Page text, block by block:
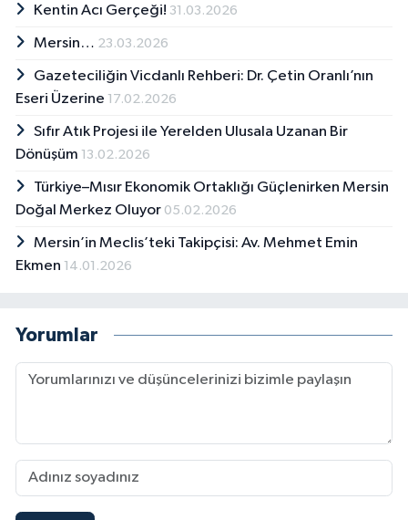
Kentin Acı Gerçeği! 31.03.2026
Mersin… 23.03.2026
Gazeteciliğin Vicdanlı Rehberi: Dr. Çetin Oranlı’nın
Eseri Üzerine 17.02.2026
Sıfır Atık Projesi ile Yerelden Ulusala Uzanan Bir
Dönüşüm 13.02.2026
Türkiye–Mısır Ekonomik Ortaklığı Güçlenirken Mersin
Doğal Merkez Oluyor 05.02.2026
Mersin’in Meclis’teki Takipçisi: Av. Mehmet Emin
Ekmen 14.01.2026
Yorumlar